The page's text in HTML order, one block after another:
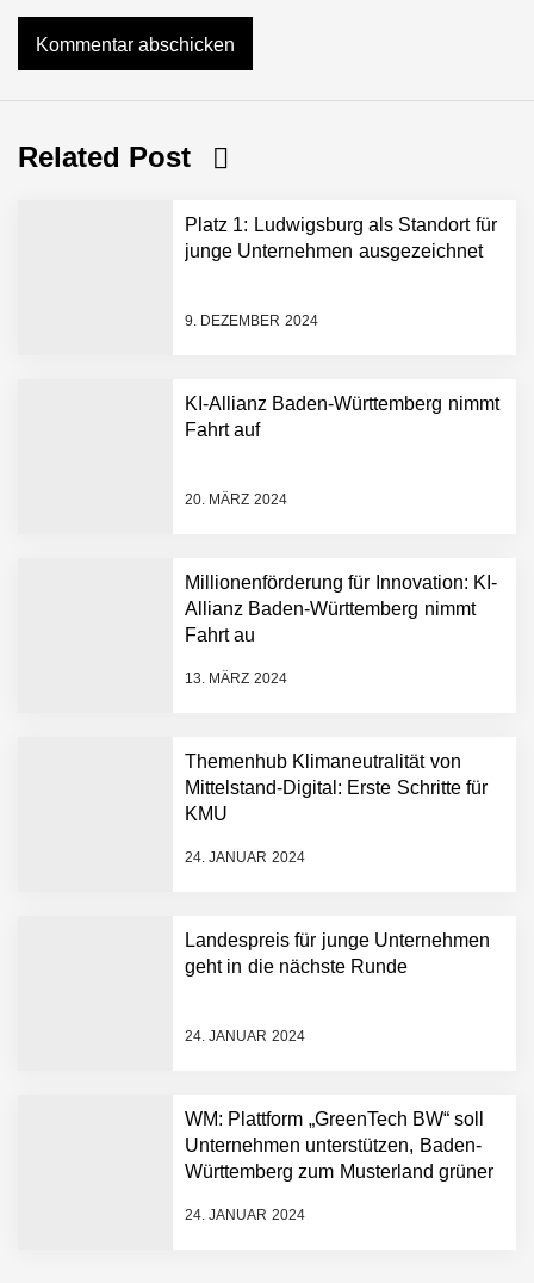
Related Post
Platz 1: Ludwigsburg als Standort für
junge Unternehmen ausgezeichnet
9. DEZEMBER 2024
KI-Allianz Baden-Württemberg nimmt
Fahrt auf
20. MÄRZ 2024
Millionenförderung für Innovation: KI-
Allianz Baden-Württemberg nimmt
Fahrt au
13. MÄRZ 2024
Themenhub Klimaneutralität von
Mittelstand-Digital: Erste Schritte für
KMU
24. JANUAR 2024
Landespreis für junge Unternehmen
geht in die nächste Runde
24. JANUAR 2024
WM: Plattform „GreenTech BW“ soll
Unternehmen unterstützen, Baden-
Württemberg zum Musterland grüner
24. JANUAR 2024
NEURA Robotics gibt
Dollar bekannt, um den
Plattform zu beschleunigen
NEURA Robotics und
Amazon Web Services
starten strategische
AI breit auszurollen
Humanoider Roboter bringt
Hightech ins Stadion
Simulationsdienstleistung in
FiniteNow ermöglicht
Entwicklungsprozesse
Pyck im Employer Portrait
Maximilian Mack von Pyck